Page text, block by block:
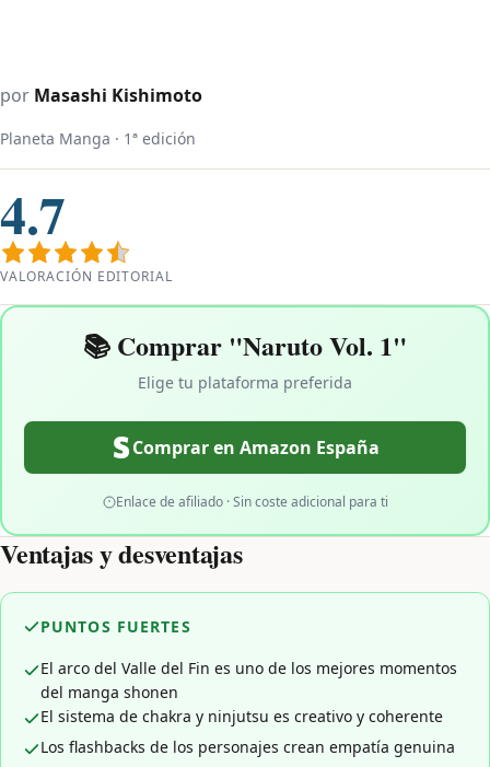
por Masashi Kishimoto
Planeta Manga · 1ª edición
4.7
VALORACIÓN EDITORIAL
📚 Comprar "Naruto Vol. 1"
Elige tu plataforma preferida
Comprar en Amazon España
Enlace de afiliado · Sin coste adicional para ti
Ventajas y desventajas
PUNTOS FUERTES
El arco del Valle del Fin es uno de los mejores momentos
del manga shonen
El sistema de chakra y ninjutsu es creativo y coherente
Los flashbacks de los personajes crean empatía genuina